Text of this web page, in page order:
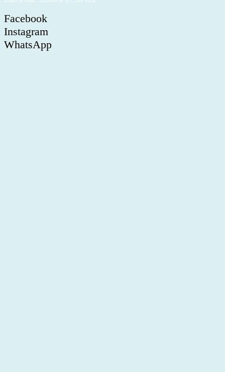
Facebook
Instagram
WhatsApp